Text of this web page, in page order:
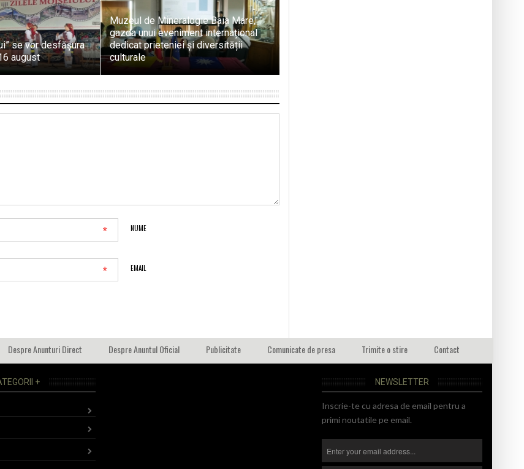
se vor desfășura
august
Muzeul de Mineralogie Baia Mare,
gazda unui eveniment internațional
dedicat prieteniei și diversității
culturale
NUME
*
EMAIL
*
Despre Anunturi Direct Despre Anuntul Oficial Publicitate Comunicate de presa Trimite o stire Contact
+ NEWSLETTER
Inscrie-te cu adresa de email pentru a
primi noutatile pe email.